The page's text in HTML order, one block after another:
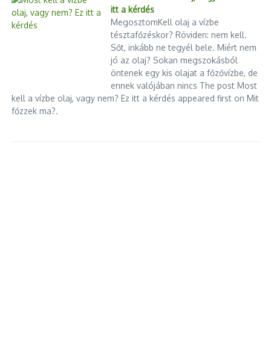
itt a kérdés
MegosztomKell olaj a vízbe
tésztafőzéskor? Röviden: nem kell.
Sőt, inkább ne tegyél bele. Miért nem
jó az olaj? Sokan megszokásból
öntenek egy kis olajat a főzővízbe, de
ennek valójában nincs The post Most
kell a vízbe olaj, vagy nem? Ez itt a kérdés appeared first on Mit
főzzek ma?.